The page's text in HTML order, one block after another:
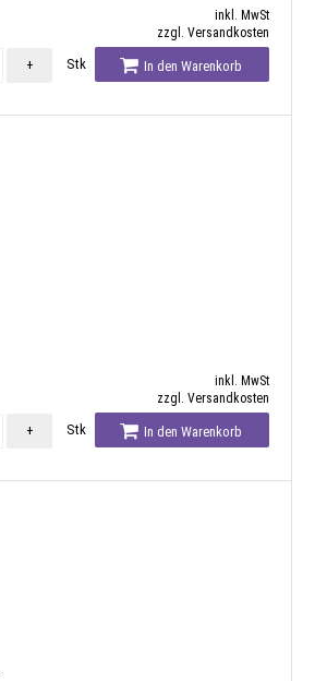
inkl. MwSt
zzgl. Versandkosten
+ Stk In den Warenkorb
inkl. MwSt
zzgl. Versandkosten
+ Stk In den Warenkorb